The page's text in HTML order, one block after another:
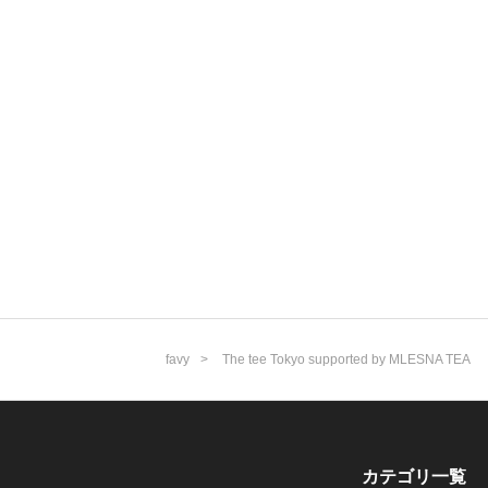
favy The tee Tokyo supported by MLESNA TEA
カテゴリ一覧